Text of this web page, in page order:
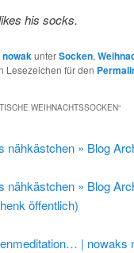
his socks.
nowakunterSocken,
Lesezeichen für den
WEIHNACHTSSOCKEN“
nähkästchen » Blog
nähkästchen » Blog
öffentlich)
| nowaks